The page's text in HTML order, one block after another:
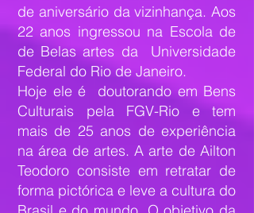
de aniversário da vizinhança. Aos
22 anos ingressou na Escola de
de Belas artes da Universidade
Federal do Rio de Janeiro.
Hoje ele é doutorando em Bens
Culturais pela FGV-Rio e tem
mais de 25 anos de experiência
na área de artes. A arte de Ailton
Teodoro consiste em retratar de
forma pictórica e leve a cultura do